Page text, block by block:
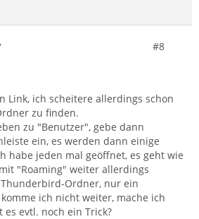
#8
Link, ich scheitere allerdings schon
zu finden.
zu "Benutzer", gebe dann
ein, es werden dann einige
habe jeden mal geöffnet, es geht wie
"Roaming" weiter allerdings
Ordner, nur ein
ich nicht weiter, mache ich
evtl. noch ein Trick?